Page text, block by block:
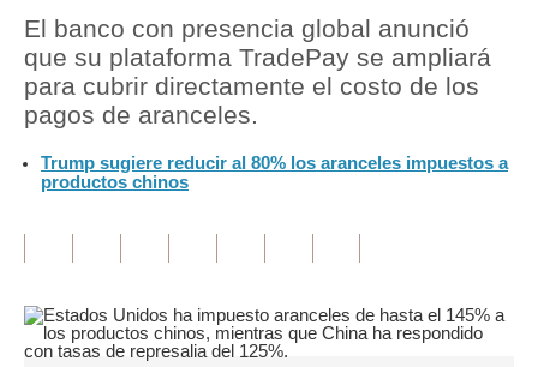
Política
Tu Dinero
Finanzas Personales
Inmobiliarias
Opinión
Editorial
Pregunta de hoy
El banco con presencia global anunció
que su plataforma TradePay se ampliará
para cubrir directamente el costo de los
pagos de aranceles.
Trump sugiere reducir al 80% los aranceles impuestos a
productos chinos